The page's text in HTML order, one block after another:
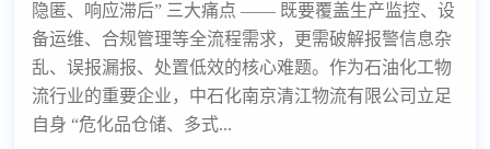
隐匿、响应滞后” 三大痛点 —— 既要覆盖生产监控、设
备运维、合规管理等全流程需求，更需破解报警信息杂
乱、误报漏报、处置低效的核心难题。作为石油化工物
流行业的重要企业，中石化南京清江物流有限公司立足
自身 “危化品仓储、多式...